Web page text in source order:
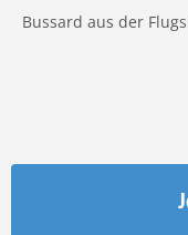
Bussard aus der